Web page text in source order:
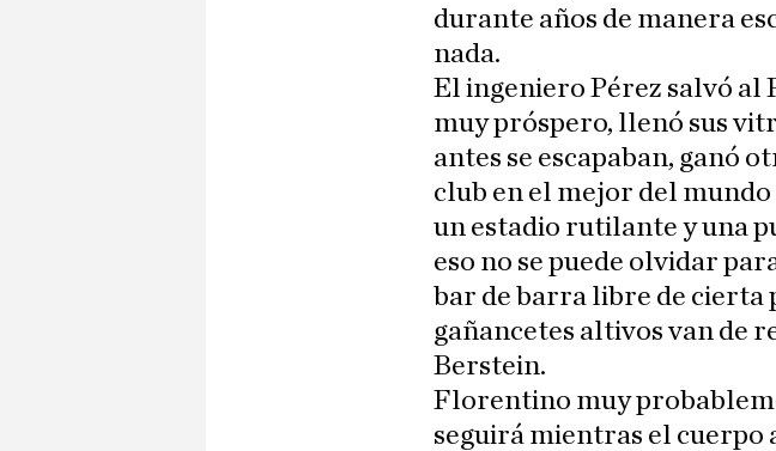
durante años de manera
nada.
El ingeniero Pérez salvó al
muy próspero, llenó sus
antes se escapaban, ganó
club en el mejor del mundo
un estadio rutilante y una
eso no se puede olvidar
bar de barra libre de cierta
gañancetes altivos van de
Berstein.
Florentino muy
seguirá mientras el cuerpo